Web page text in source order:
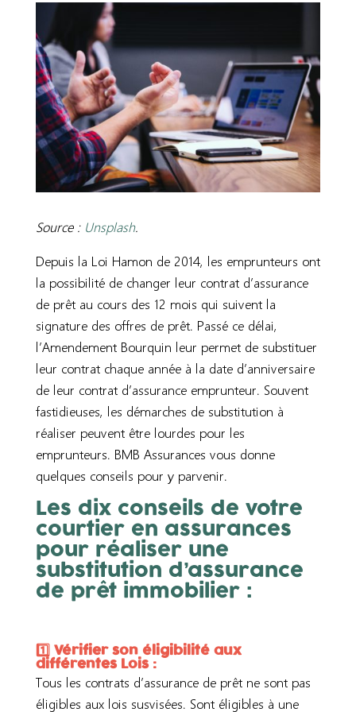
Source : Unsplash.
Depuis la Loi Hamon de 2014, les emprunteurs ont
la possibilité de changer leur contrat d’assurance
de prêt au cours des 12 mois qui suivent la
signature des offres de prêt. Passé ce délai,
l’Amendement Bourquin leur permet de substituer
leur contrat chaque année à la date d’anniversaire
de leur contrat d’assurance emprunteur. Souvent
fastidieuses, les démarches de substitution à
réaliser peuvent être lourdes pour les
emprunteurs. BMB Assurances vous donne
quelques conseils pour y parvenir.
Les dix conseils de votre
courtier en assurances
pour réaliser une
substitution d’assurance
de prêt immobilier :
1️⃣ Vérifier son éligibilité aux
différentes Lois :
Tous les contrats d’assurance de prêt ne sont pas
éligibles aux lois susvisées. Sont éligibles à une